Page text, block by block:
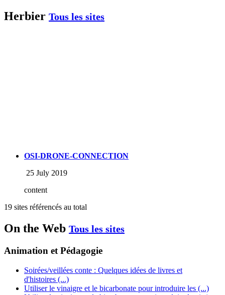
Herbier Tous les sites
OSI-DRONE-CONNECTION
25 July 2019
content
19 sites référencés au total
On the Web Tous les sites
Animation et Pédagogie
Soirées/veillées conte : Quelques idées de livres et
d'histoires (...)
Utiliser le vinaigre et le bicarbonate pour introduire les (...)